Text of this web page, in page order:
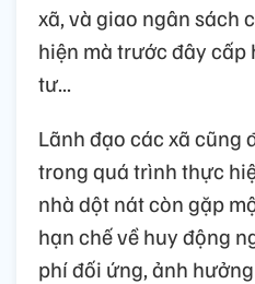
xã, và giao ngân sách
hiện mà trước đây cấp
tư...
Lãnh đạo các xã cũng
trong quá trình thực
nhà dột nát còn gặp
hạn chế về huy động
phí đối ứng, ảnh